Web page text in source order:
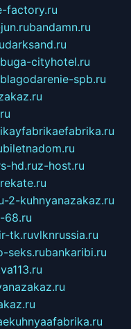
factory.ru
bandamn.ru
darksand.ru
cityhotel.ru
blagodarenie-spb.ru
biletnadom.ru
hd.ruz-host.ru
2-kuhnyanazakaz.ru
68.ru
tk.ruvlknrussia.ru
seks.rubankaribi.ru